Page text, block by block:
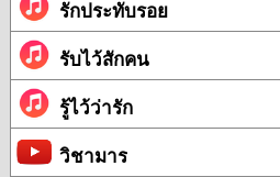
รักประทับรอย
รับไว้สักคน
รู้ไว้ว่ารัก
วิชามาร